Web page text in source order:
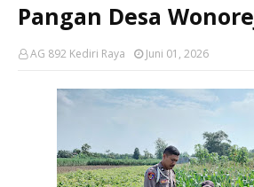
Pangan Desa
AG 892 Kediri Raya Juni 01, 2026